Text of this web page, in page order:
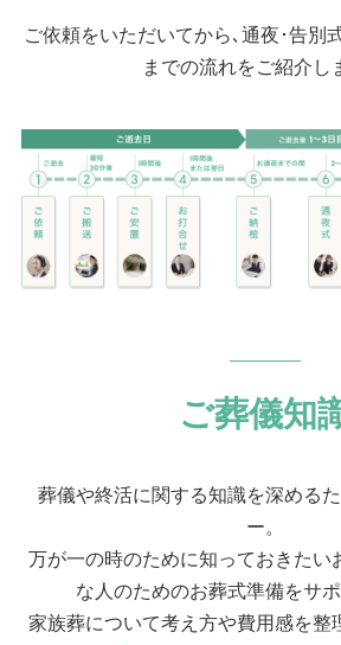
ご依頼をいただいてから､通夜･告別
までの流れをご紹介し
ご葬儀知
葬儀や終活に関する知識を深める
ー。
万が一の時のために知っておきたい
な人のためのお葬式準備をサポ
家族葬について考え方や費用感を整